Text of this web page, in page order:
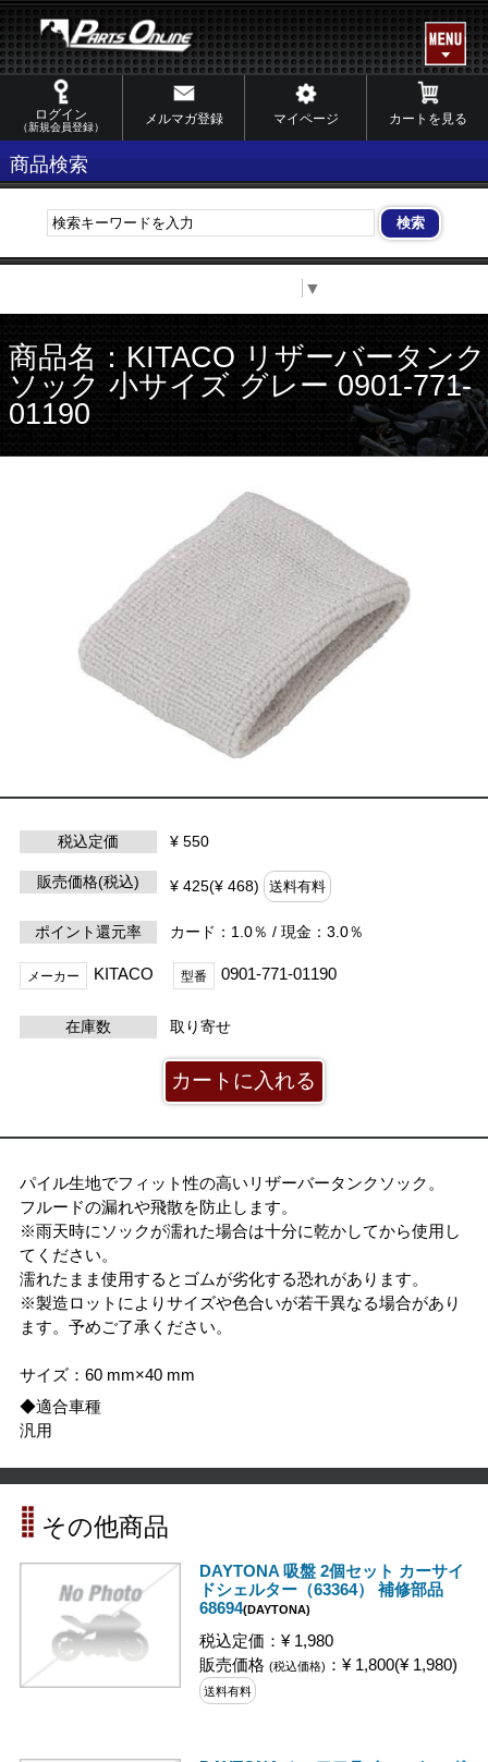
ログイン
（新規会員登録）
メルマガ登録 マイページ カートを見る
商品検索
▼
商品名：KITACO リザーバータンク
ソック 小サイズ グレー 0901-771-
01190
税込定価 ¥ 550
販売価格(税込) ¥ 425(¥ 468) 送料有料
ポイント還元率 カード：1.0％ / 現金：3.0％
メーカー KITACO 型番 0901-771-01190
在庫数 取り寄せ
パイル生地でフィット性の高いリザーバータンクソック。
フルードの漏れや飛散を防止します。
※雨天時にソックが濡れた場合は十分に乾かしてから使用し
てください。
濡れたまま使用するとゴムが劣化する恐れがあります。
※製造ロットによりサイズや色合いが若干異なる場合があり
ます。予めご了承ください。
サイズ：60 mm×40 mm
◆適合車種
汎用
その他商品
DAYTONA 吸盤 2個セット カーサイ
ドシェルター（63364） 補修部品
68694(DAYTONA)
税込定価：¥ 1,980
販売価格 (税込価格) ：¥ 1,800(¥ 1,980)
送料有料